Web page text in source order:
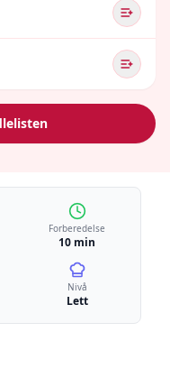
Forberedelse
10 min
Nivå
Lett